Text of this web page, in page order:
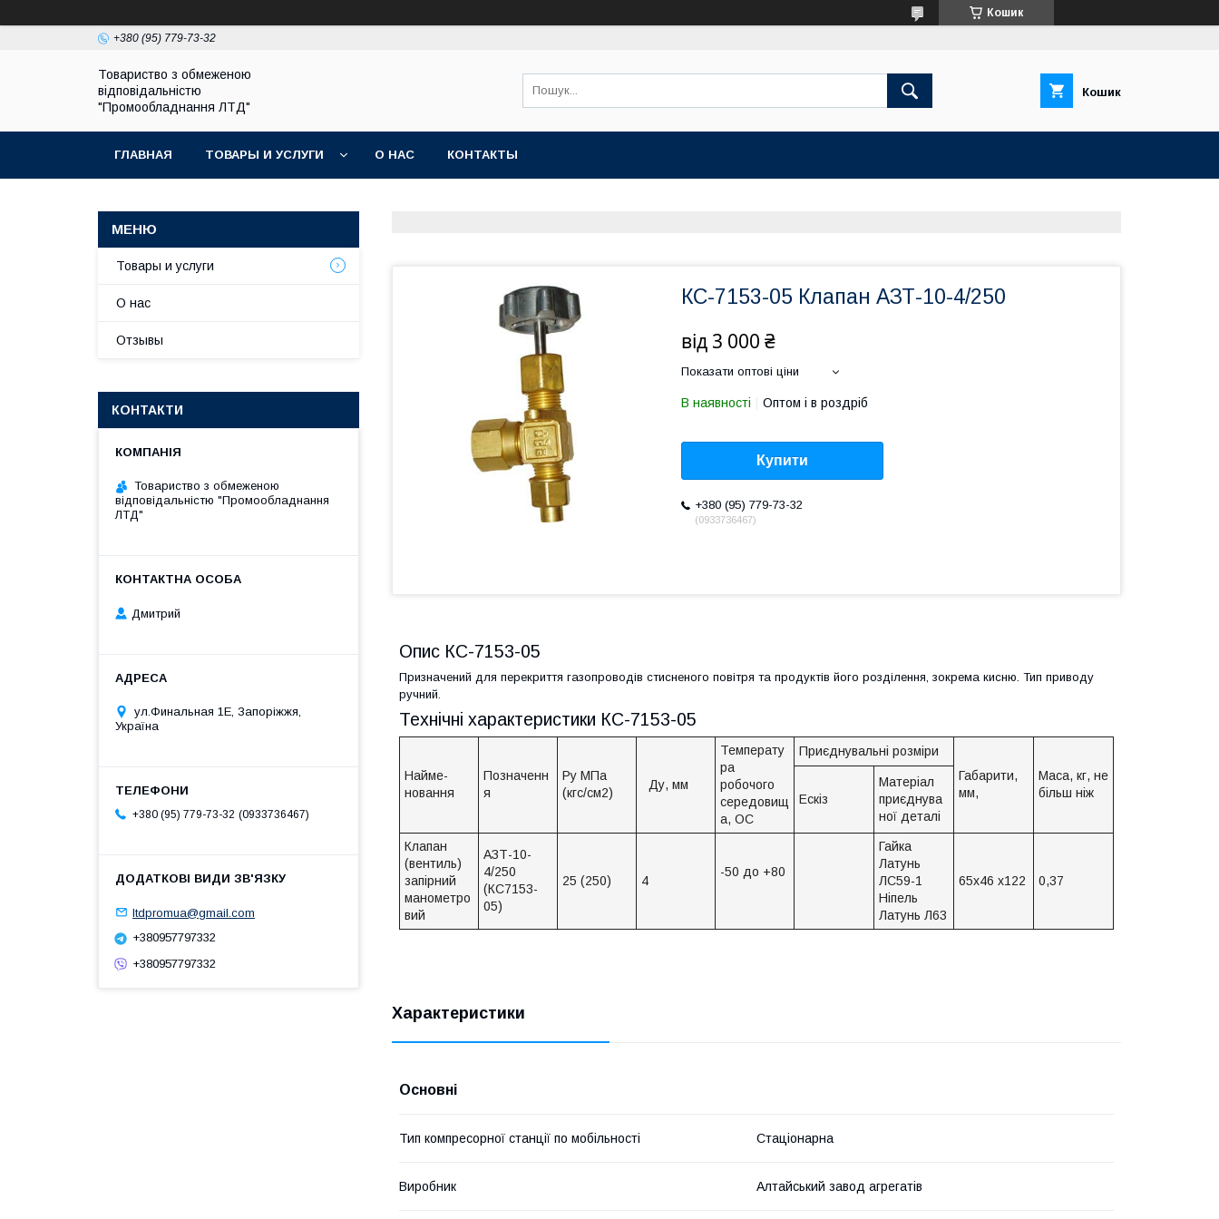
Кошик
+380 (95) 779-73-32
Товариство з обмеженою
відповідальністю
"Промообладнання ЛТД"
Кошик
ГЛАВНАЯ ТОВАРЫ И УСЛУГИ О НАС КОНТАКТЫ
КС-7153-05 Клапан АЗТ-10-4/250
від 3 000 ₴
Показати оптові ціни
В наявності Оптом і в роздріб
Купити
+380 (95) 779-73-32
0933736467
Опис КС-7153-05
Призначений для перекриття газопроводів стисненого повітря та продуктів його розділення, зокрема кисню. Тип приводу
ручний.
Технічні характеристики КС-7153-05
Найме-
новання
Позначенн
я
Ру МПа
(кгс/см2)
Ду, мм
Температу
ра
робочого
середовищ
а, ОС
Приєднувальні розміри
Габарити,
мм,
Маса, кг, не
більш ніж
Ескіз
Матеріал
приєднува
ної деталі
Клапан
(вентиль)
запірний
манометро
вий
АЗТ-10-
4/250
(КС7153-
05)
25 (250) 4
-50 до +80
Гайка
Латунь
ЛС59-1
Ніпель
Латунь Л63
65х46 х122 0,37
Характеристики
Основні
Тип компресорної станції по мобільності Стаціонарна
Виробник Алтайський завод агрегатів
Товары и услуги
О нас
Отзывы
КОНТАКТИ
Товариство з обмеженою
відповідальністю "Промообладнання
ЛТД"
Дмитрий
ул.Финальная 1Е, Запоріжжя,
Україна
+380 (95) 779-73-32 0933736467
ltdpromua@gmail.com
+380957797332
+380957797332